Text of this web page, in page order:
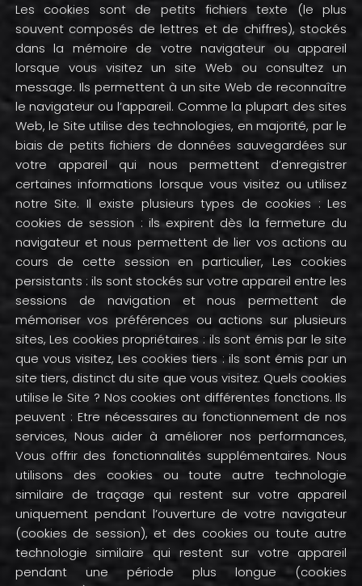
Les cookies sont de petits fichiers texte (le plus
souvent composés de lettres et de chiffres), stockés
dans la mémoire de votre navigateur ou appareil
lorsque vous visitez un site Web ou consultez un
message. Ils permettent à un site Web de reconnaître
le navigateur ou l’appareil. Comme la plupart des sites
Web, le Site utilise des technologies, en majorité, par le
biais de petits fichiers de données sauvegardées sur
votre appareil qui nous permettent d’enregistrer
certaines informations lorsque vous visitez ou utilisez
notre Site. Il existe plusieurs types de cookies : Les
cookies de session : ils expirent dès la fermeture du
navigateur et nous permettent de lier vos actions au
cours de cette session en particulier, Les cookies
persistants : ils sont stockés sur votre appareil entre les
sessions de navigation et nous permettent de
mémoriser vos préférences ou actions sur plusieurs
sites, Les cookies propriétaires : ils sont émis par le site
que vous visitez, Les cookies tiers : ils sont émis par un
site tiers, distinct du site que vous visitez. Quels cookies
utilise le Site ? Nos cookies ont différentes fonctions. Ils
peuvent : Etre nécessaires au fonctionnement de nos
services, Nous aider à améliorer nos performances,
Vous offrir des fonctionnalités supplémentaires. Nous
utilisons des cookies ou toute autre technologie
similaire de traçage qui restent sur votre appareil
uniquement pendant l’ouverture de votre navigateur
(cookies de session), et des cookies ou toute autre
technologie similaire qui restent sur votre appareil
pendant une période plus longue (cookies